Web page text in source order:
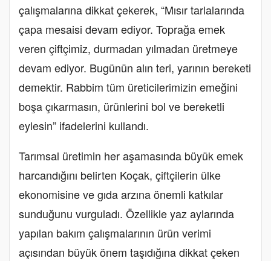
çalışmalarına dikkat çekerek, “Mısır tarlalarında
çapa mesaisi devam ediyor. Toprağa emek
veren çiftçimiz, durmadan yılmadan üretmeye
devam ediyor. Bugünün alın teri, yarının bereketi
demektir. Rabbim tüm üreticilerimizin emeğini
boşa çıkarmasın, ürünlerini bol ve bereketli
eylesin” ifadelerini kullandı.
Tarımsal üretimin her aşamasında büyük emek
harcandığını belirten Koçak, çiftçilerin ülke
ekonomisine ve gıda arzına önemli katkılar
sunduğunu vurguladı. Özellikle yaz aylarında
yapılan bakım çalışmalarının ürün verimi
açısından büyük önem taşıdığına dikkat çeken